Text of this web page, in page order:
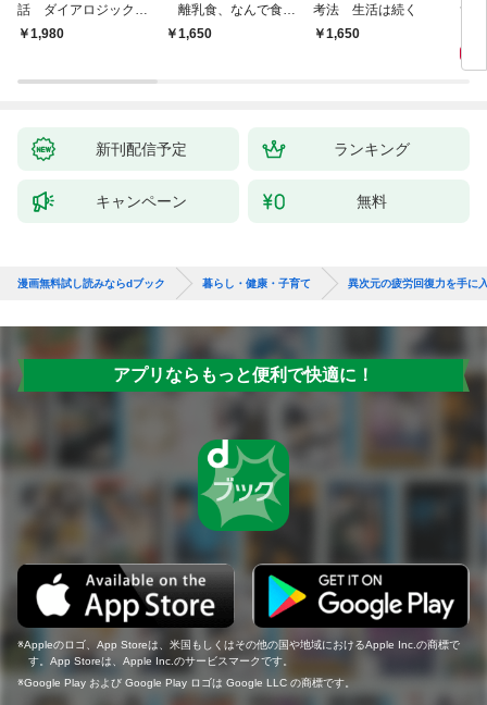
話 ダイアロジック・
リーディング
￥1,980
離乳食、なんで食べ
てくれないの？ 赤ちゃ
￥1,650
考法 生活は続く
￥1,650
ず
新刊配信予定 ランキング
キャンペーン 無料
漫画無料試し読みならdブック 暮らし・健康・子育て 異次元の疲労回復力を手に
アプリならもっと便利で快適に！
Appleのロゴ、App Storeは、米国もしくはその他の国や地域におけるApple Inc.の商標で
す。App Storeは、Apple Inc.のサービスマークです。
Google Play および Google Play ロゴは Google LLC の商標です。